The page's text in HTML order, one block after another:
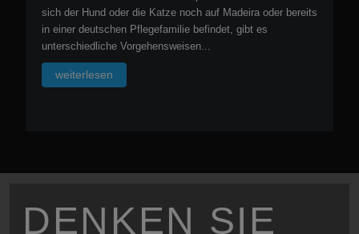
sich der Hund oder die Katze noch auf Madeira oder bereits
in einer deutschen Pflegefamilie befindet, gibt es
unterschiedliche Vorgehensweisen...
weiterlesen
DENKEN SIE